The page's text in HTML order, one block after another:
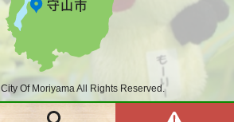
Of Moriyama All Rights Reserved.